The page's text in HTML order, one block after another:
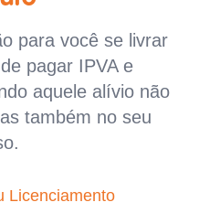
para você se livrar
pagar IPVA e
aquele alívio não
também no seu
Licenciamento